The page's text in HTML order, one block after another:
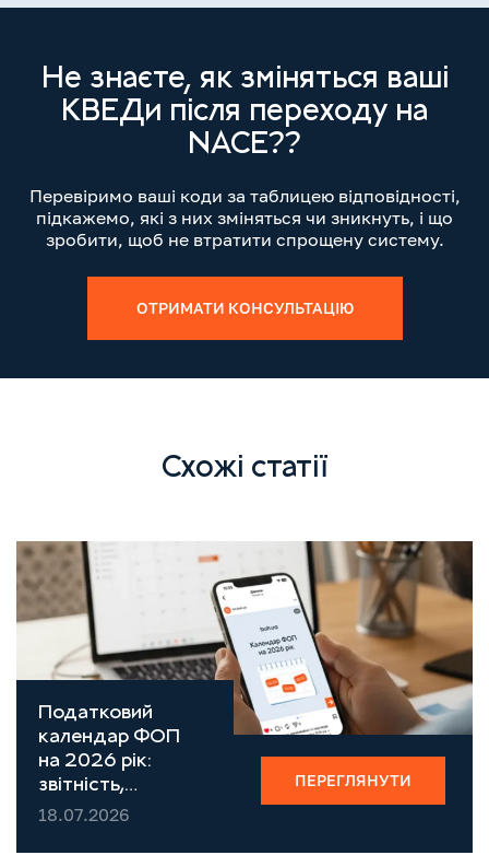
Не знаєте, як зміняться ваші
КВЕДи після переходу на
NACE??
Перевіримо ваші коди за таблицею відповідності,
підкажемо, які з них зміняться чи зникнуть, і що
зробити, щоб не втратити спрощену систему.
ОТРИМАТИ КОНСУЛЬТАЦІЮ
Схожі статії
Податковий
календар ФОП
на 2026 рік:
звітність,
податки та
18.07.2026
ПЕРЕГЛЯНУТИ